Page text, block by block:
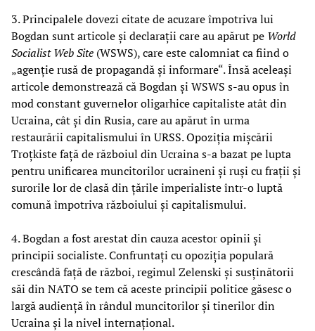
3. Principalele dovezi citate de acuzare împotriva lui
Bogdan sunt articole și declarații care au apărut pe World
Socialist Web Site (WSWS), care este calomniat ca fiind o
„agenție rusă de propagandă și informare“. Însă aceleași
articole demonstrează că Bogdan și WSWS s-au opus în
mod constant guvernelor oligarhice capitaliste atât din
Ucraina, cât și din Rusia, care au apărut în urma
restaurării capitalismului în URSS. Opoziția mișcării
Troțkiste față de războiul din Ucraina s-a bazat pe lupta
pentru unificarea muncitorilor ucraineni și ruși cu frații și
surorile lor de clasă din țările imperialiste într-o luptă
comună împotriva războiului și capitalismului.
4. Bogdan a fost arestat din cauza acestor opinii și
principii socialiste. Confruntați cu opoziția populară
crescândă față de război, regimul Zelenski și susținătorii
săi din NATO se tem că aceste principii politice găsesc o
largă audiență în rândul muncitorilor și tinerilor din
Ucraina și la nivel internațional.